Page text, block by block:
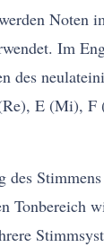
Noten
Im
des
E (Mi), F
des
Tonbereich